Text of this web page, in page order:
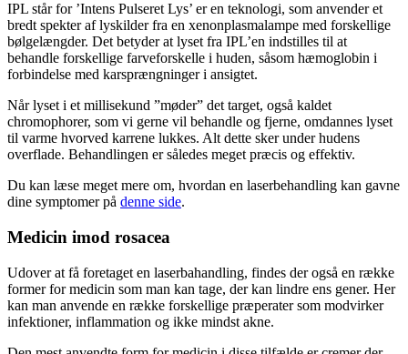
IPL står for ’Intens Pulseret Lys’ er en teknologi, som anvender et
bredt spekter af lyskilder fra en xenonplasmalampe med forskellige
bølgelængder. Det betyder at lyset fra IPL’en indstilles til at
behandle forskellige farveforskelle i huden, såsom hæmoglobin i
forbindelse med karsprængninger i ansigtet.
Når lyset i et millisekund ”møder” det target, også kaldet
chromophorer, som vi gerne vil behandle og fjerne, omdannes lyset
til varme hvorved karrene lukkes. Alt dette sker under hudens
overflade. Behandlingen er således meget præcis og effektiv.
Du kan læse meget mere om, hvordan en laserbehandling kan gavne
dine symptomer på denne side.
Medicin imod rosacea
Udover at få foretaget en laserbahandling, findes der også en række
former for medicin som man kan tage, der kan lindre ens gener. Her
kan man anvende en række forskellige præperater som modvirker
infektioner, inflammation og ikke mindst akne.